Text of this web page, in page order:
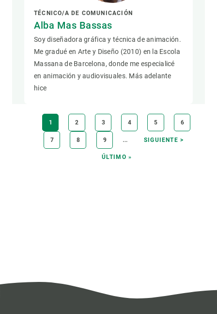
TÉCNICO/A DE COMUNICACIÓN
Alba Mas Bassas
Soy diseñadora gráfica y técnica de animación.
Me gradué en Arte y Diseño (2010) en la Escola
Massana de Barcelona, donde me especialicé
en animación y audiovisuales. Más adelante
hice
PaginaciónPÁGINA
ACTUAL
1 PÁGINA
2 PÁGINA
3 PÁGINA
4 PÁGINA
5 PÁGINA
6
PÁGINA
7 PÁGINA
8 PÁGINA
9 …
SIGUIENTE
SIGUIENTE >
ÚLTIMA
ÚLTIMO »